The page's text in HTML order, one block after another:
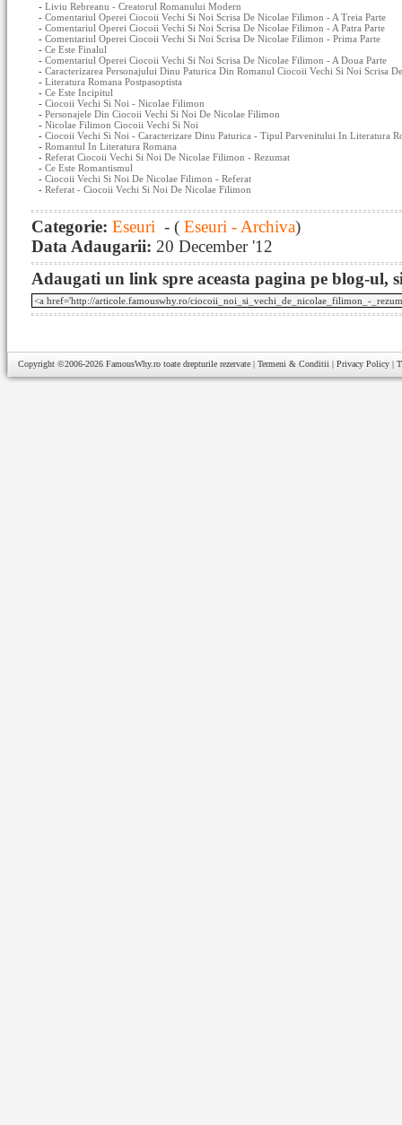
- Liviu Rebreanu - Creatorul Romanului Modern
- Comentariul Operei Ciocoii Vechi Si Noi Scrisa De Nicolae Filimon - A Treia Parte
- Comentariul Operei Ciocoii Vechi Si Noi Scrisa De Nicolae Filimon - A Patra Parte
- Comentariul Operei Ciocoii Vechi Si Noi Scrisa De Nicolae Filimon - Prima Parte
- Ce Este Finalul
- Comentariul Operei Ciocoii Vechi Si Noi Scrisa De Nicolae Filimon - A Doua Parte
- Caracterizarea Personajului Dinu Paturica Din Romanul Ciocoii Vechi Si Noi Scrisa
- Literatura Romana Postpasoptista
- Ce Este Incipitul
- Ciocoii Vechi Si Noi - Nicolae Filimon
- Personajele Din Ciocoii Vechi Si Noi De Nicolae Filimon
- Nicolae Filimon Ciocoii Vechi Si Noi
- Ciocoii Vechi Si Noi - Caracterizare Dinu Paturica - Tipul Parvenitului In Literatura
- Romantul In Literatura Romana
- Referat Ciocoii Vechi Si Noi De Nicolae Filimon - Rezumat
- Ce Este Romantismul
- Ciocoii Vechi Si Noi De Nicolae Filimon - Referat
- Referat - Ciocoii Vechi Si Noi De Nicolae Filimon
Categorie: Eseuri - ( Eseuri - Archiva)
Data Adaugarii: 20 December '12
Adaugati un link spre aceasta pagina pe blog-ul,
Copyright ©2006-2026 FamousWhy.ro toate drepturile rezervate | Termeni & Conditii | Privacy Policy |